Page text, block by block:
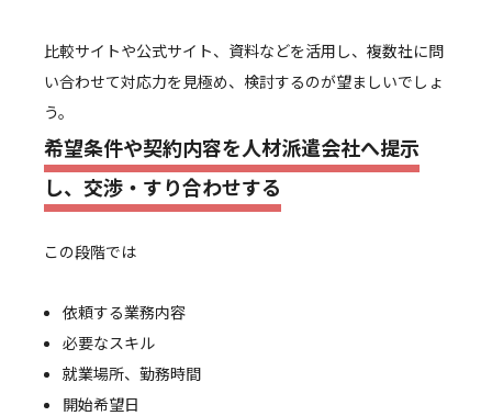
比較サイトや公式サイト、資料などを活用し、複数社に問
い合わせて対応力を見極め、検討するのが望ましいでしょ
う。
希望条件や契約内容を人材派遣会社へ提示
し、交渉・すり合わせする
この段階では
依頼する業務内容
必要なスキル
就業場所、勤務時間
開始希望日